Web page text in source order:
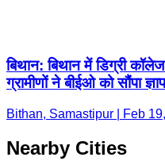
बिथान: बिथान में डिग्री
ग्रामीणों ने बीईओ को सौंपा
Bithan, Samastipur | Feb
Nearby Cities